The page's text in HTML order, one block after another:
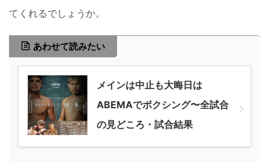
てくれるでしょうか。
あわせて読みたい
メインは中止も大晦日は
ABEMAでボクシング〜全試合
の見どころ・試合結果